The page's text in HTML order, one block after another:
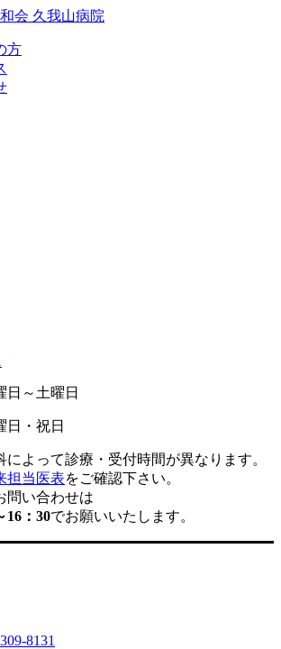
方
日～土曜日
日・祝日
によって診療・受付時間が異なります。
担当医表をご確認下さい。
問い合わせは
16：30でお願いいたします。
8131